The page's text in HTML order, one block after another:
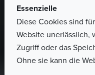
Essenzielle
Diese Cookies sind
Website unerlässlich,
Zugriff oder das
Ohne sie kann die